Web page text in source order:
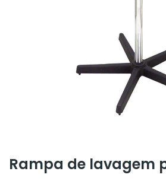
Rampa de lavagem